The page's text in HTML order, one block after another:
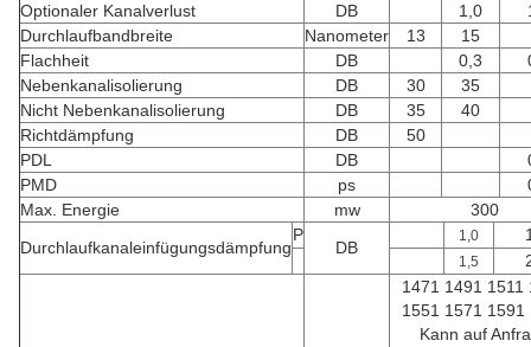
Optionaler Kanalverlust
DB 1,0
Durchlaufbandbreite
Nanometer 13
15
Flachheit
DB 0,3
Nebenkanalisolierung
DB 30
35
Nicht Nebenkanalisolierung
DB 35
40
Richtdämpfung
DB
50
PDL
DB
PMD
ps
Max. Energie
mw
300
Durchlaufkanaleinfügungsdämpfung
P
DB
1,0
1,5
1471 1491 1511
1551 1571 1591
Kann auf